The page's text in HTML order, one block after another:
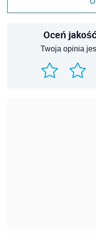
Oceń
Twoja opinia